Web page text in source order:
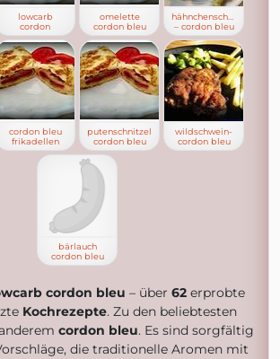
lowcarb
cordon
omelette
cordon bleu
hähnchenschenkel
– cordon bleu
cordon bleu
frikadellen
putenschnitzel
cordon bleu
wildschwein-
cordon bleu
bärlauch
cordon bleu
cordon bleu – über 62erprobte
Kochrezepte. Zu den beliebtesten
cordon bleu. Es sind sorgfältig
die traditionelle Aromen mit